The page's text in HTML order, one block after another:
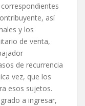
así
y los
de venta,
de recurrencia
vez, que los
esos sujetos.
a ingresar,